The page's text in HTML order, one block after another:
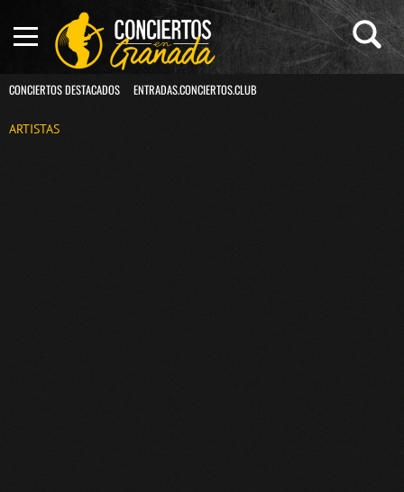
CONCIERTOS DESTACADOS ENTRADAS.CONCIERTOS.CLUB
ARTISTAS